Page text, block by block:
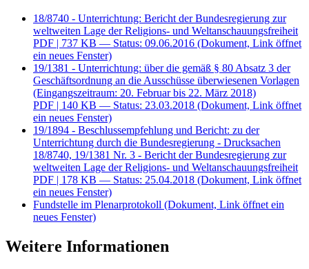
18/8740 - Unterrichtung: Bericht der Bundesregierung zur
weltweiten Lage der Religions- und Weltanschauungsfreiheit
PDF | 737 KB — Status: 09.06.2016 (Dokument, Link öffnet
ein neues Fenster)
19/1381 - Unterrichtung: über die gemäß § 80 Absatz 3 der
Geschäftsordnung an die Ausschüsse überwiesenen Vorlagen
(Eingangszeitraum: 20. Februar bis 22. März 2018)
PDF | 140 KB — Status: 23.03.2018 (Dokument, Link öffnet
ein neues Fenster)
19/1894 - Beschlussempfehlung und Bericht: zu der
Unterrichtung durch die Bundesregierung - Drucksachen
18/8740, 19/1381 Nr. 3 - Bericht der Bundesregierung zur
weltweiten Lage der Religions- und Weltanschauungsfreiheit
PDF | 178 KB — Status: 25.04.2018 (Dokument, Link öffnet
ein neues Fenster)
Fundstelle im Plenarprotokoll (Dokument, Link öffnet ein
neues Fenster)
Weitere Informationen